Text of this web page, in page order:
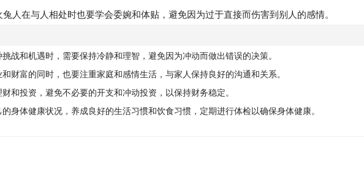
人在与人相处时也要学会委婉和体贴，避免因为过于直接而伤害到别人的感情。
战和机遇时，需要保持冷静和理智，避免因为冲动而做出错误的决策。
财富的同时，也要注重家庭和感情生活，与家人保持良好的沟通和关系。
和投资，避免不必要的开支和冲动投资，以保持财务稳定。
身体健康状况，养成良好的生活习惯和饮食习惯，定期进行体检以确保身体健康。